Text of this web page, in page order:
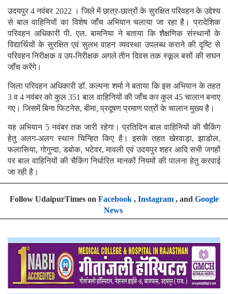
उदयपुर 4 नवंबर 2022 । जिले में छात्र-छात्रों के सुरक्षित परिवहन के उद्देश्य
से बाल वाहिनियों का विशेष जाँच अभियान चलाया जा रहा है। प्रादेशिक
परिवहन अधिकारी पी. एल. बामनिया ने बताया कि शैक्षणिक संस्थानों के
विद्यार्थियों के सुरक्षित एवं सुलभ वाहन व्यवस्था उपलब्ध कराने की दृष्टि से
परिवहन निरीक्षक व उप-निरीक्षक अगले तीन दिवस तक स्कूल बसों की सघन
जाँच करेंगे।
जिला परिवहन अधिकारी डॉ. कल्पना शर्मा ने बताया कि इस अभियान के तहत
3 व 4 नवंबर को कुल 351 बाल वाहिनियों की जाँच कर कुल 45 चालान बनाए
गए। जिसमें बिना फिटनेस, बीमा, प्रदूषण प्रमाण पत्रों के चालान मुख्य है।
यह अभियान 5 नवंबर तक जारी रहेगा। प्रतिदिन बाल वाहिनियों की चैकिंग
हेतु अलग-अलग स्थान चिन्हित किए है। इसके तहत खेरवाड़ा, झाडोल,
फलासिया, गोगुन्दा, डबोक, भटेवर, मावली एवं उदयपुर शहर आदि सभी जगहों
पर बाल वाहिनियों की चैकिंग निर्धारित मानकों नियमों की पालना हेतु करवाई
जा रही है।
Follow UdaipurTimes on Facebook, Instagram, and Google
News